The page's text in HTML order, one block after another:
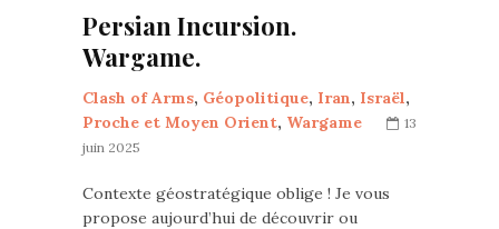
Persian Incursion.
Wargame.
Clash of Arms, Géopolitique, Iran, Israël,
Proche et Moyen Orient, Wargame
13
juin 2025
Contexte géostratégique oblige ! Je vous
propose aujourd’hui de découvrir ou